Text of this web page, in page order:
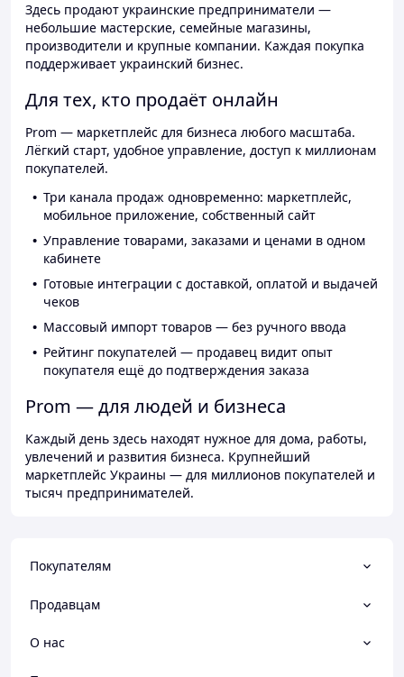
Здесь продают украинские предприниматели —
небольшие мастерские, семейные магазины,
производители и крупные компании. Каждая покупка
поддерживает украинский бизнес.
Для тех, кто продаёт онлайн
Prom — маркетплейс для бизнеса любого масштаба.
Лёгкий старт, удобное управление, доступ к миллионам
покупателей.
Три канала продаж одновременно: маркетплейс,
мобильное приложение, собственный сайт
Управление товарами, заказами и ценами в одном
кабинете
Готовые интеграции с доставкой, оплатой и выдачей
чеков
Массовый импорт товаров — без ручного ввода
Рейтинг покупателей — продавец видит опыт
покупателя ещё до подтверждения заказа
Prom — для людей и бизнеса
Каждый день здесь находят нужное для дома, работы,
увлечений и развития бизнеса. Крупнейший
маркетплейс Украины — для миллионов покупателей и
тысяч предпринимателей.
Покупателям
Продавцам
О нас